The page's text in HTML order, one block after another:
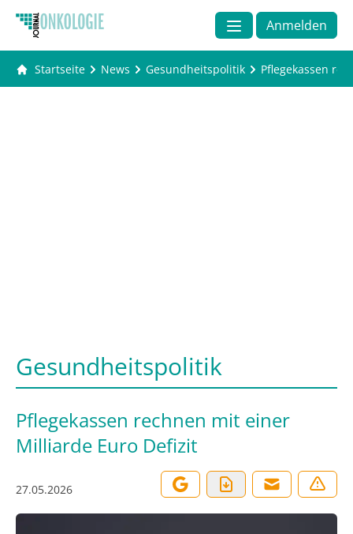
Anmelden
Startseite News Gesundheitspolitik Pflegekassen
Gesundheitspolitik
Pflegekassen rechnen mit einer
Milliarde Euro Defizit
27.05.2026